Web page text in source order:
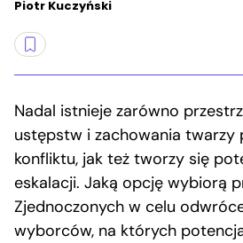
Piotr Kuczyński
Nadal istnieje zarówno
ustępstw i zachowania twarzy
konfliktu, jak też tworzy się
eskalacji. Jaką opcję wybiorą
Zjednoczonych w celu
wyborców, na których